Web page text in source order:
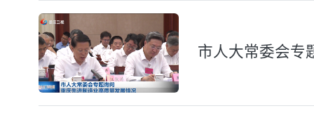
市人大常委会专